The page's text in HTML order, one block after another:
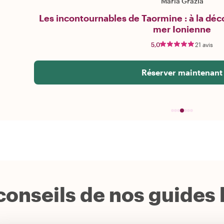
Les incontournables de Taormine : à la
mer Ionienne
5,0 21 avis
Réserver maintenant
de nos guides